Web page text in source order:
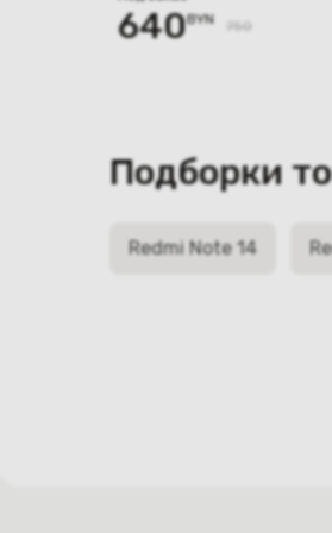
640BYN 750
Подборки
Redmi Note 14